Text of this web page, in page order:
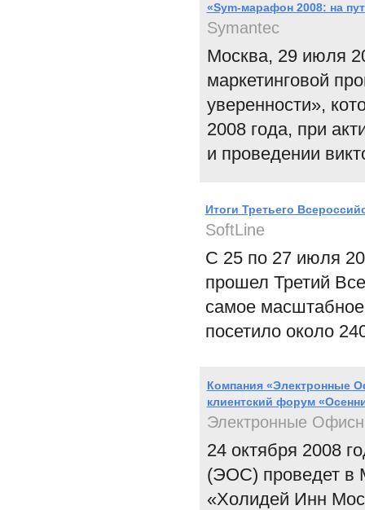
«Sym-марафон 2008: на
Symantec
Москва, 29 июля
маркетинговой
уверенности»,
2008 года, при
и проведении
Итоги Третьего
SoftLine
С 25 по 27 июля
прошел Третий
самое
посетило около
Компания «Электронные
клиентский форум
Электронные
24 октября 2008
(ЭОС) проведет в
«Холидей Инн